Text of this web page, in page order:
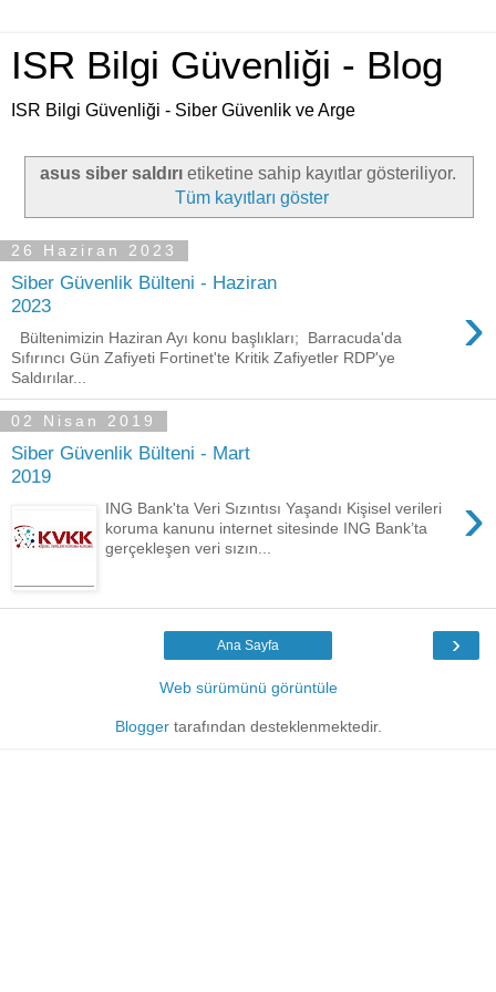
ISR Bilgi Güvenliği - Blog
ISR Bilgi Güvenliği - Siber Güvenlik ve Arge
asus siber saldırı etiketine sahip kayıtlar gösteriliyor.
Tüm kayıtları göster
26 Haziran 2023
Siber Güvenlik Bülteni - Haziran
2023
›
Bültenimizin Haziran Ayı konu başlıkları; Barracuda'da
Sıfırıncı Gün Zafiyeti Fortinet'te Kritik Zafiyetler RDP'ye
Saldırılar...
02 Nisan 2019
Siber Güvenlik Bülteni - Mart
2019
›
ING Bank'ta Veri Sızıntısı Yaşandı Kişisel verileri
koruma kanunu internet sitesinde ING Bank’ta
gerçekleşen veri sızın...
›
Ana Sayfa
Web sürümünü görüntüle
Bloggertarafından desteklenmektedir.